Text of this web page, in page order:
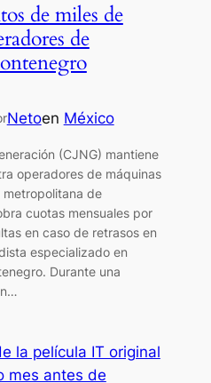
de miles de
de
Netoen México
(CJNG) mantiene
operadores de máquinas
de
cuotas mensuales por
en caso de retrasos en
especializado en
Durante una